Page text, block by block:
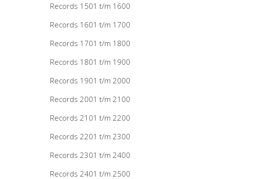
Records 1501 t/m 1600
Records 1601 t/m 1700
Records 1701 t/m 1800
Records 1801 t/m 1900
Records 1901 t/m 2000
Records 2001 t/m 2100
Records 2101 t/m 2200
Records 2201 t/m 2300
Records 2301 t/m 2400
Records 2401 t/m 2500